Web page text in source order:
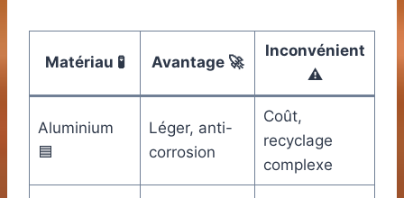
Matériau 🧪 Avantage 🚀
Inconvénient
⚠️
Aluminium
🟦
Léger, anti-
corrosion
Coût,
recyclage
complexe